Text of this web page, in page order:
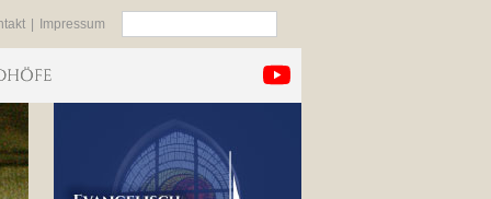
Impressum